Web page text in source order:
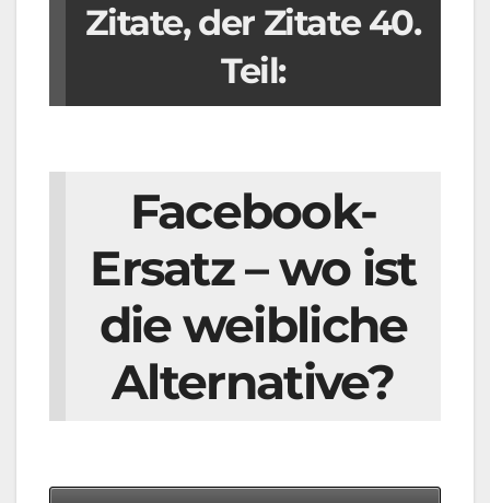
Zitate, der Zitate 40.
Teil:
Facebook-
Ersatz – wo ist
die weibliche
Alternative?